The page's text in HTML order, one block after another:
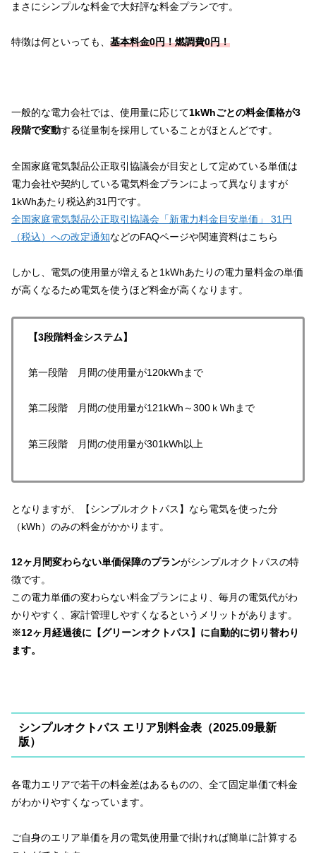
まさにシンプルな料金で大好評な料金プランです。
特徴は何といっても、 基本料金0円！燃調費0円！
一般的な電力会社では、使用量に応じて1kWhごとの料金価格が3
段階で変動する従量制を採用していることがほとんどです。
全国家庭電気製品公正取引協議会が目安として定めている単価は
電力会社や契約している電気料金プランによって異なりますが
1kWhあたり税込約31円です。
全国家庭電気製品公正取引協議会「新電力料金目安単価」 31円
（税込）への改定通知などのFAQページや関連資料はこちら
しかし、電気の使用量が増えると1kWhあたりの電力量料金の単価
が高くなるため電気を使うほど料金が高くなります。
【3段階料金システム】
第一段階 月間の使用量が120kWhまで
第二段階 月間の使用量が121kWh～300ｋWhまで
第三段階 月間の使用量が301kWh以上
となりますが、【シンプルオクトパス】なら電気を使った分
（kWh）のみの料金がかかります。
12ヶ月間変わらない単価保障のプランがシンプルオクトパスの特
徴です。
この電力単価の変わらない料金プランにより、毎月の電気代がわ
かりやすく、家計管理しやすくなるというメリットがあります。
※12ヶ月経過後に【グリーンオクトパス】に自動的に切り替わり
ます。
シンプルオクトパス エリア別料金表（2025.09最新
版）
各電力エリアで若干の料金差はあるものの、全て固定単価で料金
がわかりやすくなっています。
ご自身のエリア単価を月の電気使用量で掛ければ簡単に計算する